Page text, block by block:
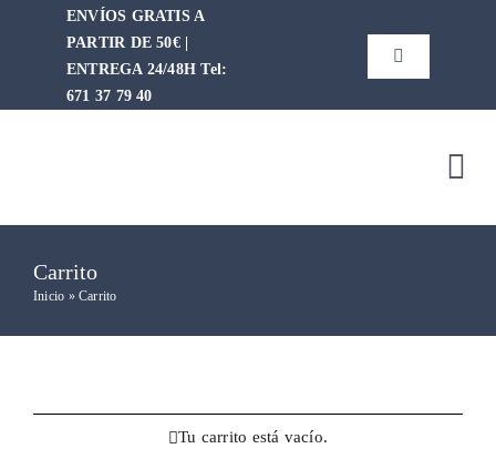
contenido
ENVÍOS GRATIS A
PARTIR DE 50€ |
ENTREGA 24/48H Tel:
671 37 79 40‬
Toggle
Navigation
Carrito
Inicio »Carrito
Tu carrito está vacío.